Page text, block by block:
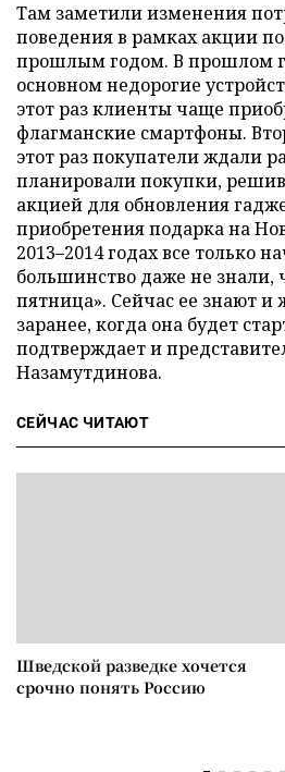
Там заметили изменения
поведения в рамках акции
прошлым годом. В прошлом
основном недорогие
этот раз клиенты чаще
флагманские смартфоны.
этот раз покупатели ждали
планировали покупки, решив
акцией для обновления
приобретения подарка на
2013–2014 годах все только
большинство даже не знали,
пятница». Сейчас ее знают и
заранее, когда она будет
подтверждает и
Назамутдинова.
СЕЙЧАС ЧИТАЮТ
Шведской разведке хочется
срочно понять Россию